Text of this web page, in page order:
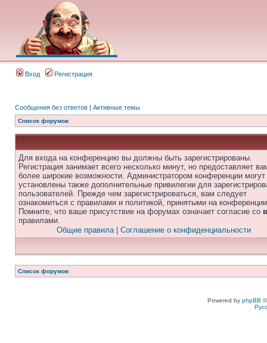
Вход Регистрация
Сообщения без ответов | Активные темы
Список форумов
Для входа на конференцию вы должны быть зарегистрированы.
Регистрация занимает всего несколько минут, но предоставляет
более широкие возможности. Администратором конференции
установлены также дополнительные привилегии для
пользователей. Прежде чем зарегистрироваться, вам следует
ознакомиться с правилами и политикой, принятыми на
Помните, что ваше присутствие на форумах означает согласие со
правилами.
Общие правила| Соглашение о конфиденциальности
Список форумов
Powered by phpBB